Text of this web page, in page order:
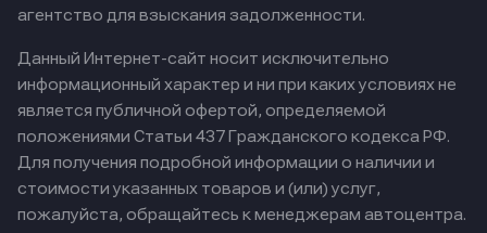
агентство для взыскания задолженности.
Данный Интернет-сайт носит исключительно
информационный характер и ни при каких условиях не
является публичной офертой, определяемой
положениями Статьи 437 Гражданского кодекса РФ.
Для получения подробной информации о наличии и
стоимости указанных товаров и (или) услуг,
пожалуйста, обращайтесь к менеджерам автоцентра.